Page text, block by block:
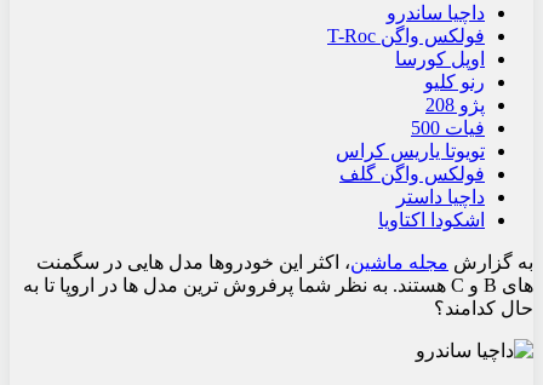
داچیا ساندرو
فولکس واگن T-Roc
اوپل کورسا
رنو کلیو
پژو 208
فیات 500
تویوتا یاریس کراس
فولکس واگن گلف
داچیا داستر
اشکودا اکتاویا
به گزارش مجله ماشین، اکثر این خودروها مدل هایی در سگمنت
های B و C هستند. به نظر شما پرفروش ترین مدل ها در اروپا تا به
حال کدامند؟